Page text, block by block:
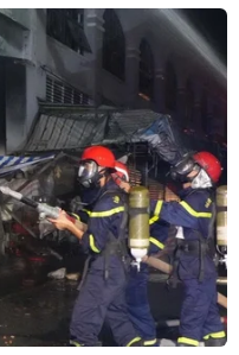
đẩy dự án đường